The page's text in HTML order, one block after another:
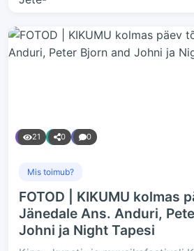
21 0 0
Mis toimub?
FOTOD | KIKUMU kolmas
Jänedale Ans. Anduri,
Johni ja Night Tapesi